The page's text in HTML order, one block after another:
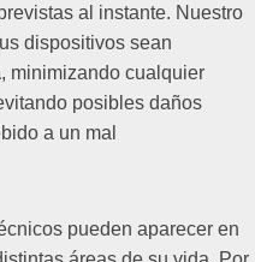
al instante. Nuestro
dispositivos sean
, minimizando cualquier
posibles daños
a un mal
pueden aparecer en